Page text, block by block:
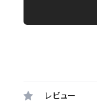
レビュー